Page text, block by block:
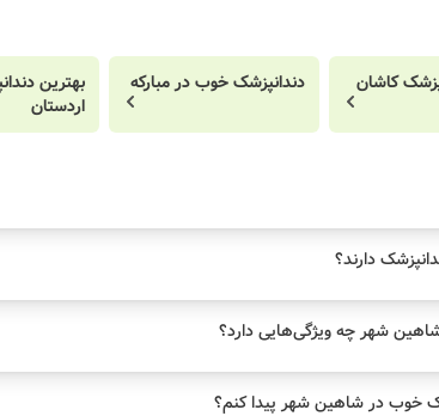
کاشان دندانپزشک خوب در مبارکه
بهترین
اردستان
دارند؟
شهر چه ویژگی‌هایی دارد؟
خوب در شاهین شهر پیدا کنم؟